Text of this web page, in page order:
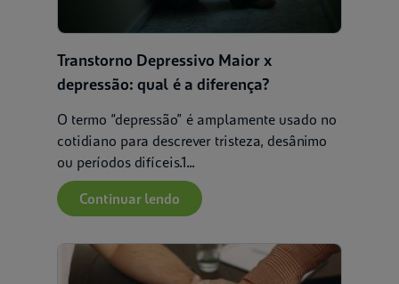
Transtorno Depressivo Maior x
depressão: qual é a diferença?
O termo “depressão” é amplamente usado no
cotidiano para descrever tristeza, desânimo
ou períodos difíceis.1...
Continuar lendo